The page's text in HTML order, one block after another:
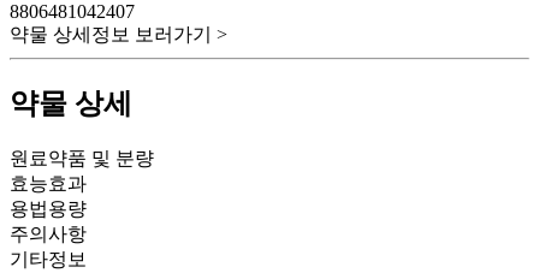
8806481042407
약물 상세정보 보러가기 >
약물 상세
원료약품 및 분량
효능효과
용법용량
주의사항
기타정보